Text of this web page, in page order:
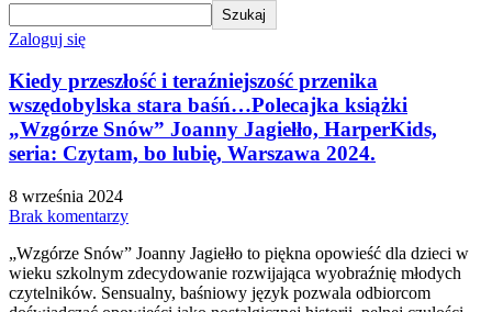
Szukaj
Zaloguj się
Kiedy przeszłość i teraźniejszość przenika
wszędobylska stara baśń…Polecajka książki
„Wzgórze Snów” Joanny Jagiełło, HarperKids,
seria: Czytam, bo lubię, Warszawa 2024.
8 września 2024
Brak komentarzy
„Wzgórze Snów” Joanny Jagiełło to piękna opowieść dla dzieci w
wieku szkolnym zdecydowanie rozwijająca wyobraźnię młodych
czytelników. Sensualny, baśniowy język pozwala odbiorcom